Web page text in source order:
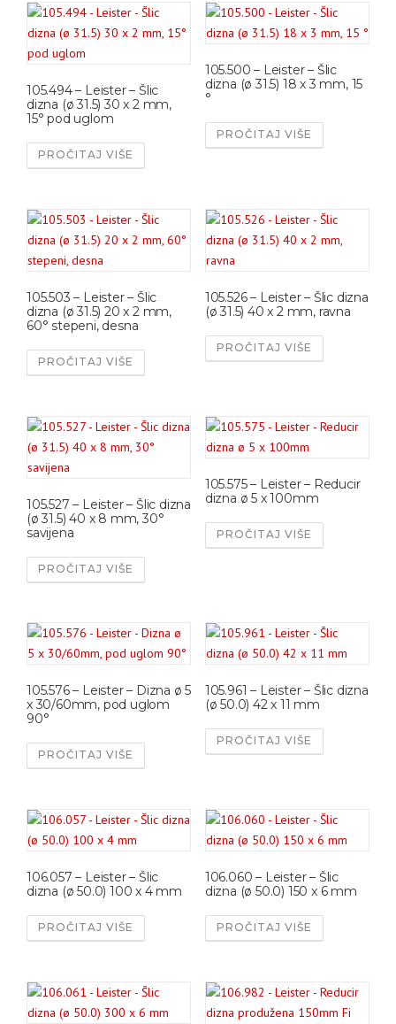
105.494 – Leister – Šlic
dizna (ø 31.5) 30 x 2 mm,
15° pod uglom
PROČITAJ VIŠE
105.500 – Leister – Šlic
dizna (ø 31.5) 18 x 3 mm, 15
°
PROČITAJ VIŠE
105.503 – Leister – Šlic
dizna (ø 31.5) 20 x 2 mm,
60° stepeni, desna
PROČITAJ VIŠE
105.526 – Leister – Šlic dizna
(ø 31.5) 40 x 2 mm, ravna
PROČITAJ VIŠE
105.527 – Leister – Šlic dizna
(ø 31.5) 40 x 8 mm, 30°
savijena
PROČITAJ VIŠE
105.575 – Leister – Reducir
dizna ø 5 x 100mm
PROČITAJ VIŠE
105.576 – Leister – Dizna ø 5
x 30/60mm, pod uglom
90°
PROČITAJ VIŠE
105.961 – Leister – Šlic dizna
(ø 50.0) 42 x 11 mm
PROČITAJ VIŠE
106.057 – Leister – Šlic
dizna (ø 50.0) 100 x 4 mm
PROČITAJ VIŠE
106.060 – Leister – Šlic
dizna (ø 50.0) 150 x 6 mm
PROČITAJ VIŠE